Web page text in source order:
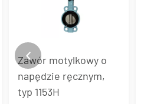
Zawór motylkowy o
napędzie ręcznym,
typ 1123H